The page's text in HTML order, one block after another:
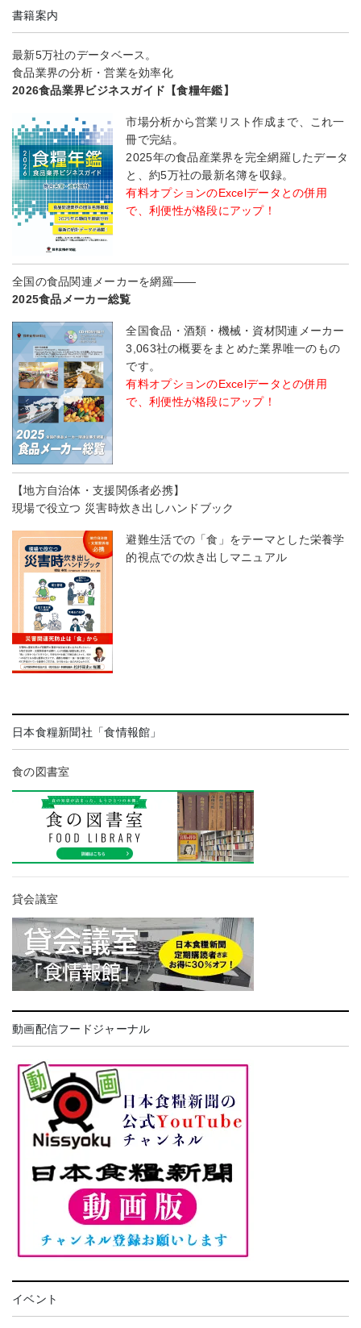
書籍案内
最新5万社のデータベース。
食品業界の分析・営業を効率化
2026食品業界ビジネスガイド【食糧年鑑】
市場分析から営業リスト作成まで、これ一
冊で完結。
2025年の食品産業界を完全網羅したデータ
と、約5万社の最新名簿を収録。
有料オプションのExcelデータとの併用
で、利便性が格段にアップ！
全国の食品関連メーカーを網羅――
2025食品メーカー総覧
全国食品・酒類・機械・資材関連メーカー
3,063社の概要をまとめた業界唯一のもの
です。
有料オプションのExcelデータとの併用
で、利便性が格段にアップ！
【地方自治体・支援関係者必携】
現場で役立つ 災害時炊き出しハンドブック
避難生活での「食」をテーマとした栄養学
的視点での炊き出しマニュアル
日本食糧新聞社「食情報館」
食の図書室
貸会議室
動画配信フードジャーナル
イベント